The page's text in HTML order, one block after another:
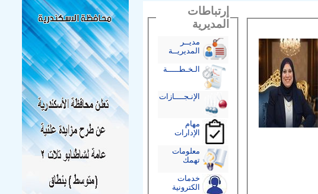
إرتباطات
المديرية
مديــر
المديريــة
الـخـطـــــة
الإنـجــــازات
مهام
الإدارات
معلومات
تهمك
خدمات
الكترونية